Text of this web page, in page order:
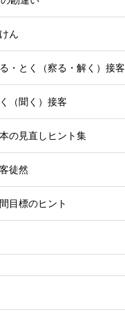
ん
・とく（察る・解く）接客
（聞く）接客
の見直しヒント集
徒然
目標のヒント